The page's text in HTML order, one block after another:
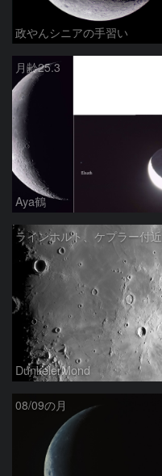
政やんシニアの手習い
月齢25.3
Aya鶴
ラインホルト、ケプラー付近
DunkelerMond
08/09の月